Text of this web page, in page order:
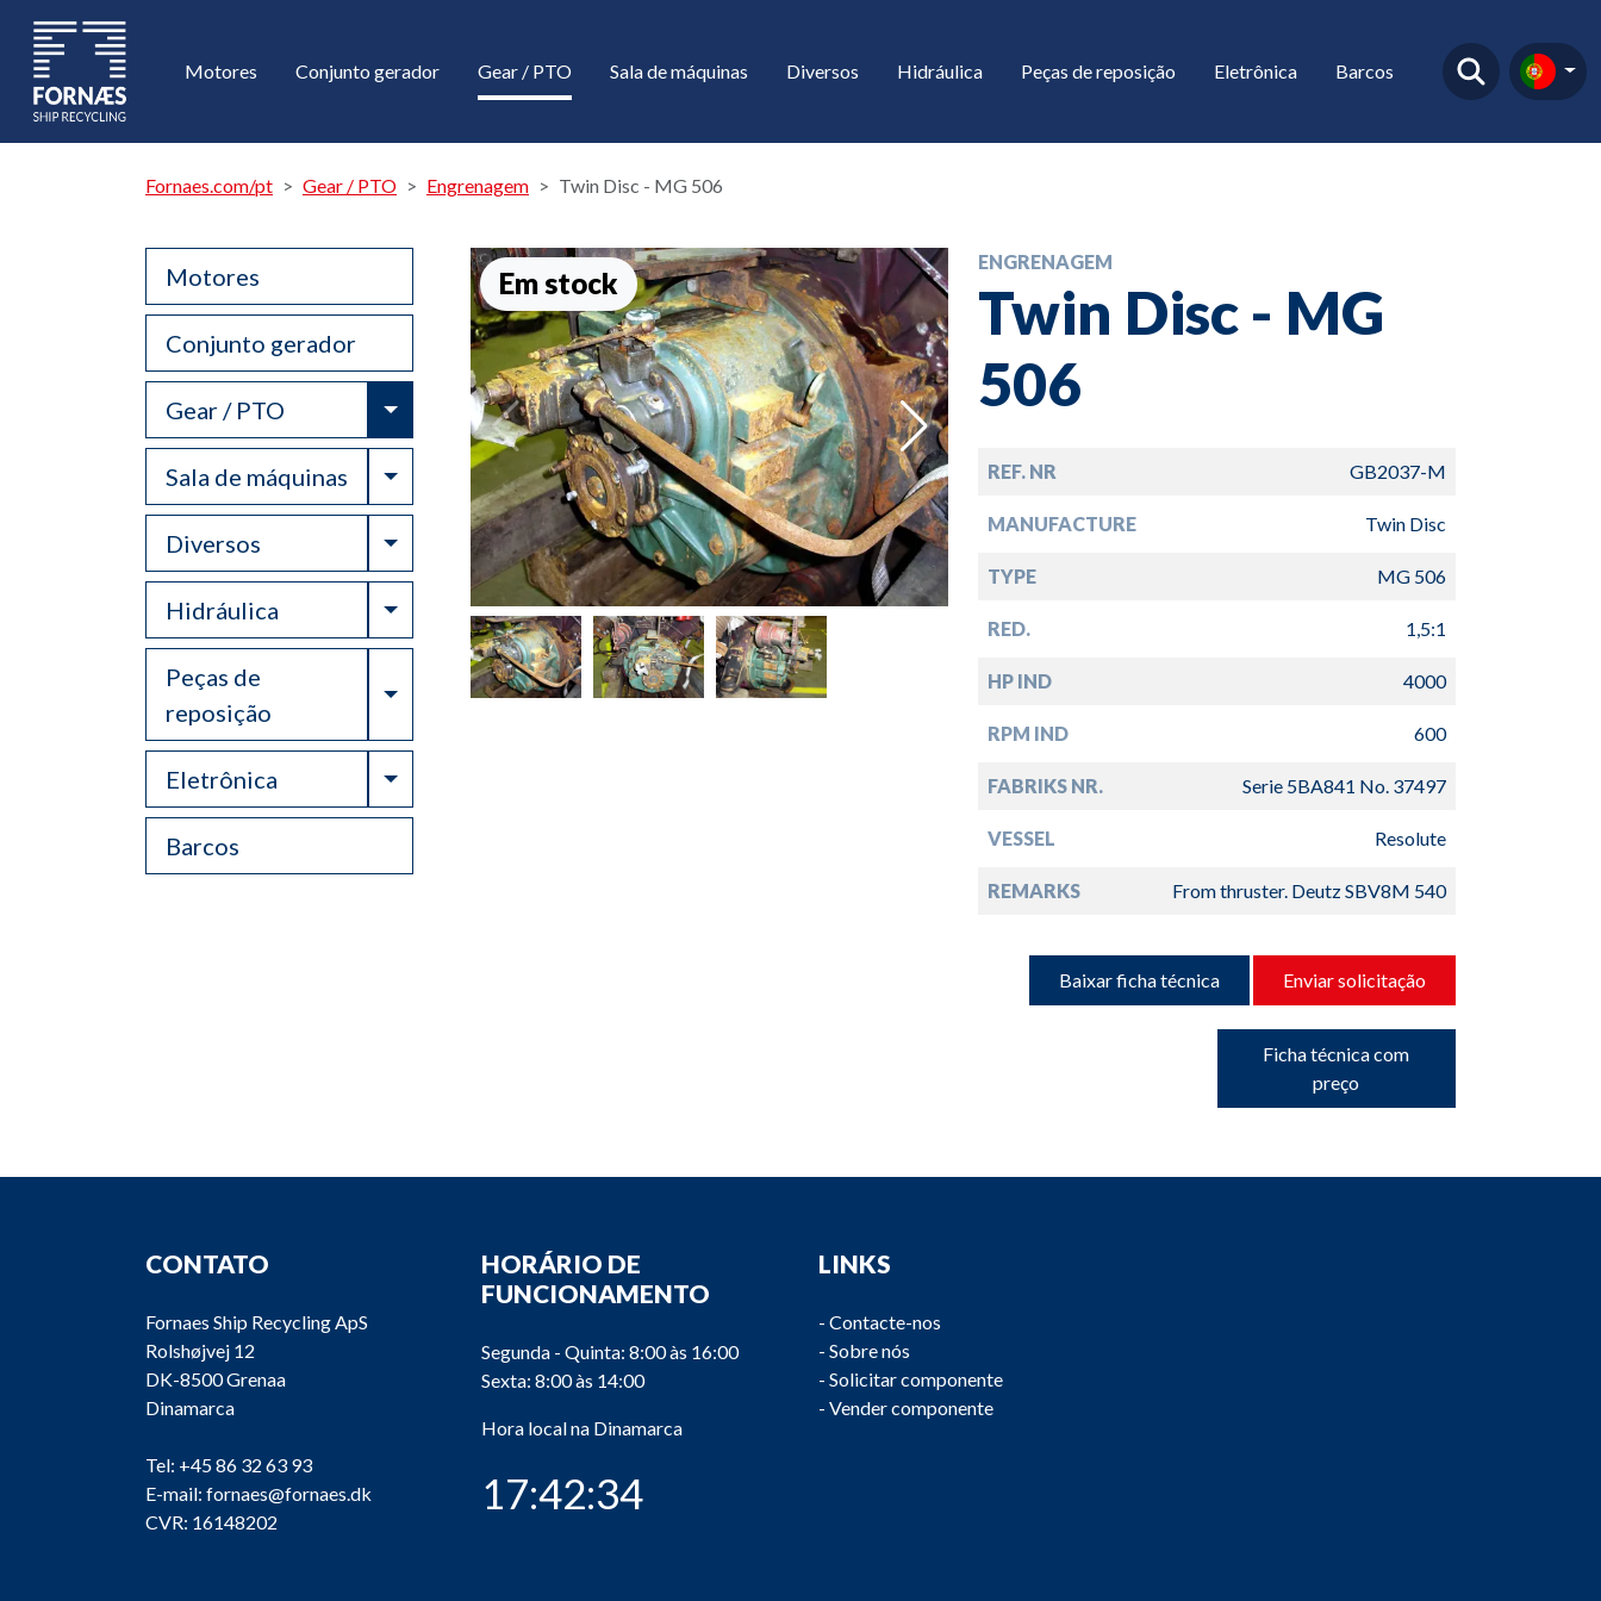
Motores Conjunto gerador Gear / PTO Sala de máquinas Diversos Hidráulica Peças de reposição Eletrônica Barcos
Fornaes.com/pt Gear / PTO Engrenagem Twin Disc - MG 506
Motores
Conjunto gerador
Gear / PTO Toggle Dropdown
Sala de máquinas Toggle Dropdown
Diversos Toggle Dropdown
Hidráulica Toggle Dropdown
Peças de
reposição
Toggle Dropdown
Eletrônica Toggle Dropdown
Barcos
Em stock
ENGRENAGEM
Twin Disc - MG
506
REF. NR GB2037-M
MANUFACTURE Twin Disc
TYPE MG 506
RED. 1,5:1
HP IND 4000
RPM IND 600
FABRIKS NR. Serie 5BA841 No. 37497
VESSEL Resolute
REMARKS From thruster. Deutz SBV8M 540
Baixar ficha técnica Enviar solicitação
Ficha técnica com
preço
CONTATO
Fornaes Ship Recycling ApS
Rolshøjvej 12
DK-8500 Grenaa
Dinamarca
Tel: +45 86 32 63 93
E-mail: fornaes@fornaes.dk
CVR: 16148202
HORÁRIO DE
FUNCIONAMENTO
Segunda - Quinta: 8:00 às 16:00
Sexta: 8:00 às 14:00
Hora local na Dinamarca
17:42:34
LINKS
- Contacte-nos
- Sobre nós
- Solicitar componente
- Vender componente